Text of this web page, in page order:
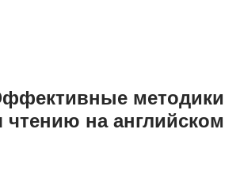
методики
чтению на английском